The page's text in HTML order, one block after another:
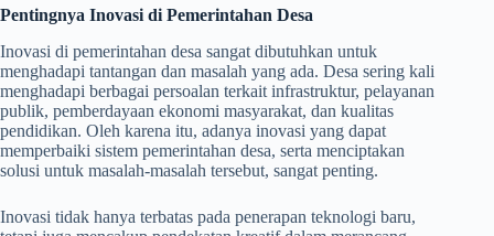
Pentingnya Inovasi di Pemerintahan Desa
Inovasi di pemerintahan desa sangat dibutuhkan untuk
menghadapi tantangan dan masalah yang ada. Desa sering kali
menghadapi berbagai persoalan terkait infrastruktur, pelayanan
publik, pemberdayaan ekonomi masyarakat, dan kualitas
pendidikan. Oleh karena itu, adanya inovasi yang dapat
memperbaiki sistem pemerintahan desa, serta menciptakan
solusi untuk masalah-masalah tersebut, sangat penting.
Inovasi tidak hanya terbatas pada penerapan teknologi baru,